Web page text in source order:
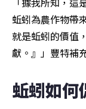
蚯蚓為農作物帶
就是蚯蚓的價值
獻。』」豐特補
蚯蚓如何